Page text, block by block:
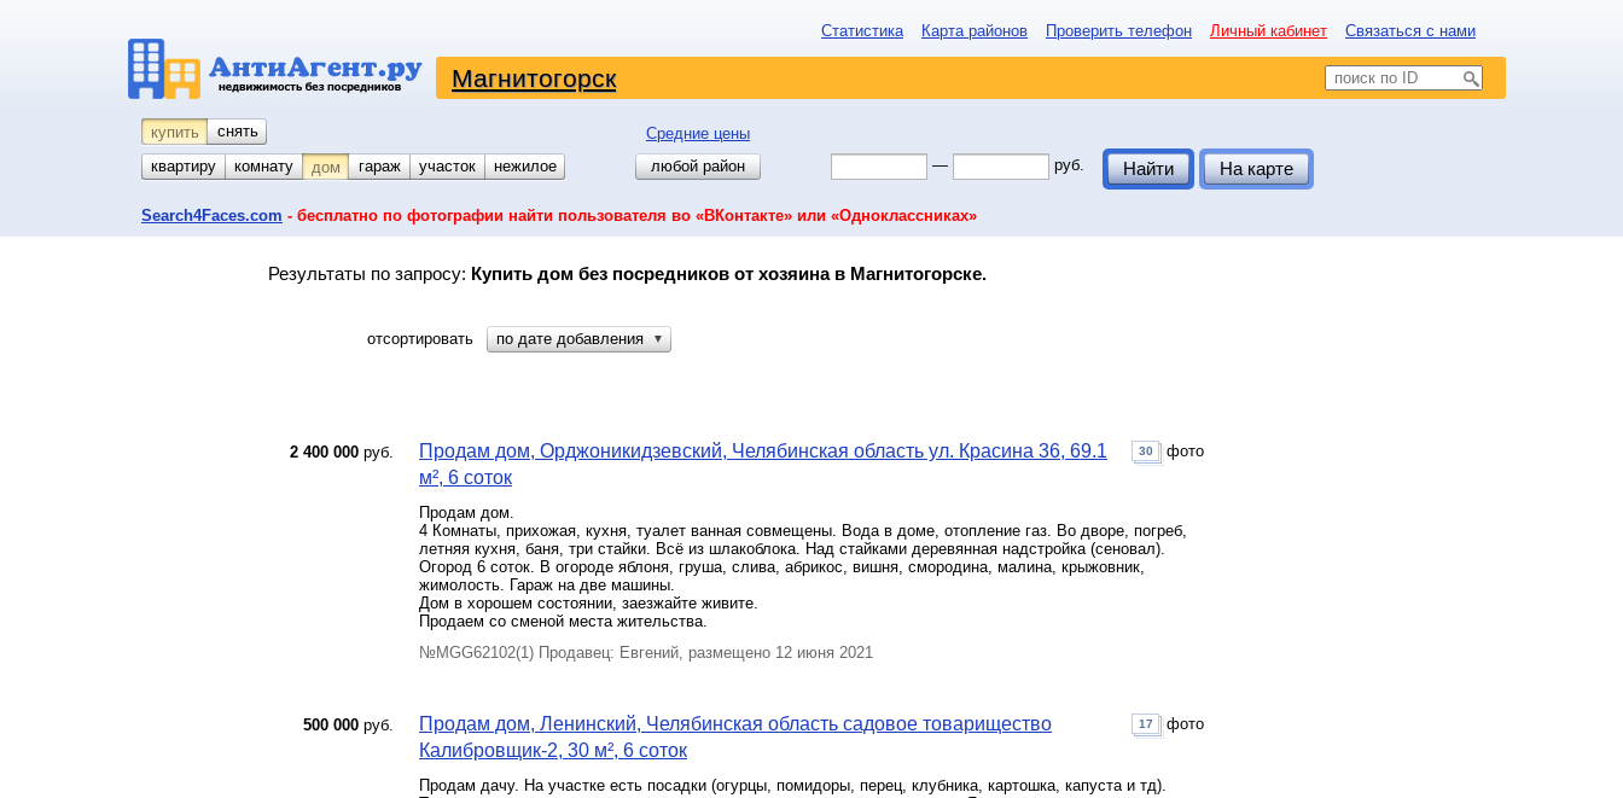
Статистика Карта районов Проверить телефон Личный кабинет Связаться с нами
Магнитогорск
купить снять
Средние цены
квартиру
комнату койко-место
дом гараж участок нежилое любой район — руб. Найти На карте
Search4Faces.com - бесплатно по фотографии найти пользователя во «ВКонтакте» или «Одноклассниках»
Результаты по запросу: Купить дом без посредников от хозяина в Магнитогорске.
отсортировать по дате добавления ▼
2 400 000 руб.
Продам дом, Орджоникидзевский, Челябинская область ул. Красина 36, 69.1
м², 6 соток
Продам дом.
4 Комнаты, прихожая, кухня, туалет ванная совмещены. Вода в доме, отопление газ. Во дворе, погреб,
летняя кухня, баня, три стайки. Всё из шлакоблока. Над стайками деревянная надстройка (сеновал).
Огород 6 соток. В огороде яблоня, груша, слива, абрикос, вишня, смородина, малина, крыжовник,
жимолость. Гараж на две машины.
Дом в хорошем состоянии, заезжайте живите.
Продаем со сменой места жительства.
30 фото
№MGG62102(1) Продавец: Евгений, размещено 12 июня 2021
500 000 руб.
Продам дом, Ленинский, Челябинская область садовое товарищество
Калибровщик-2, 30 м², 6 соток
Продам дачу. На участке есть посадки (огурцы, помидоры, перец, клубника, картошка, капуста и тд).
17 фото